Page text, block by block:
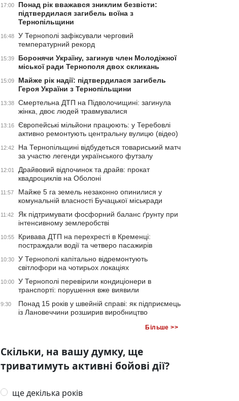
17:00
Понад рік вважався зниклим безвісти:
підтвердилася загибель воїна з
Тернопільщини
16:48
У Тернополі зафіксували черговий
температурний рекорд
15:39
Боронячи Україну, загинув член Молодіжної
міської ради Тернополя двох скликань
15:09
Майже рік надії: підтвердилася загибель
Героя України з Тернопільщини
13:38
Смертельна ДТП на Підволочищині: загинула
жінка, двоє людей травмувалися
13:16
Європейські мільйони працюють: у Теребовлі
активно ремонтують центральну вулицю (відео)
12:42
На Тернопільщині відбудеться товариський матч
за участю легенди українського футзалу
12:01
Драйвовий відпочинок та драйв: прокат
квадроциклів на Оболоні
11:57
Майже 5 га земель незаконно опинилися у
комунальній власності Бучацької міськради
11:42
Як підтримувати фосфорний баланс ґрунту при
інтенсивному землеробстві
10:55
Кривава ДТП на перехресті в Кременці:
постраждали водії та четверо пасажирів
10:30
У Тернополі капітально відремонтують
світлофори на чотирьох локаціях
10:00
У Тернополі перевірили кондиціонери в
транспорті: порушення вже виявили
9:30
Понад 15 років у швейній справі: як підприємець
із Лановеччини розширив виробництво
Більше >>
Скільки, на вашу думку, ще
триватимуть активні бойові дії?
ще декілька років